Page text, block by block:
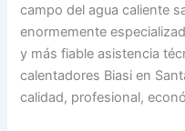
campo del agua caliente
enormemente
y más fiable asistencia
calentadores Biasi en
calidad, profesional,